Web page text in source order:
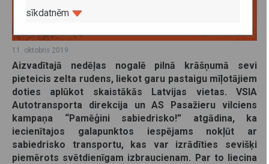
11. oktobris 2019
Aizvadītajā nedēļas nogalē pilnā krāšņumā sevi
pieteicis zelta rudens, liekot garu pastaigu mīļotājiem
doties aplūkot skaistākās Latvijas vietas. VSIA
Autotransporta direkcija un AS Pasažieru vilciens
kampaņa “Pamēģini sabiedrisko!” atgādina, ka
iecienītajos galapunktos iespējams nokļūt ar
sabiedrisko transportu, kas var izrādīties sevišķi
piemērots svētdienīgam izbraucienam. Par to liecina
sīkdatnēm